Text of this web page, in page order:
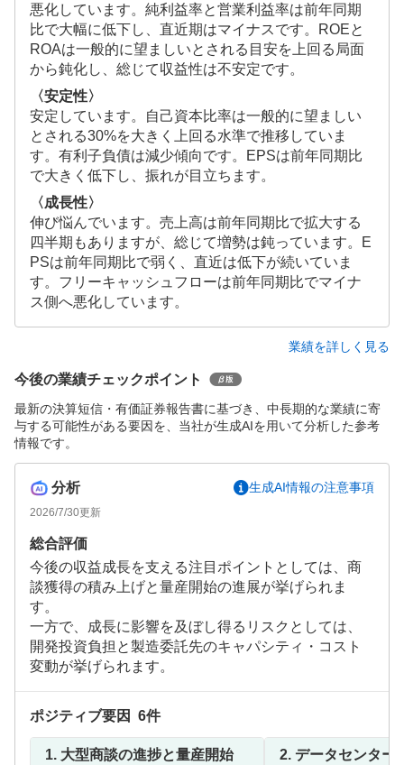
悪化しています。純利益率と営業利益率は前年同期
比で大幅に低下し、直近期はマイナスです。ROEと
ROAは一般的に望ましいとされる目安を上回る局面
から鈍化し、総じて収益性は不安定です。
〈安定性〉
安定しています。自己資本比率は一般的に望ましい
とされる30%を大きく上回る水準で推移していま
す。有利子負債は減少傾向です。EPSは前年同期比
で大きく低下し、振れが目立ちます。
〈成長性〉
伸び悩んでいます。売上高は前年同期比で拡大する
四半期もありますが、総じて増勢は鈍っています。E
PSは前年同期比で弱く、直近は低下が続いていま
す。フリーキャッシュフローは前年同期比でマイナ
ス側へ悪化しています。
業績を詳しく見る
今後の業績チェックポイント
最新の決算短信・有価証券報告書に基づき、中長期的な業績に寄
与する可能性がある要因を、当社が生成AIを用いて分析した参考
情報です。
分析 生成AI情報の注意事項
2026/7/30更新
総合評価
今後の収益成長を支える注目ポイントとしては、商
談獲得の積み上げと量産開始の進展が挙げられま
す。
一方で、成長に影響を及ぼし得るリスクとしては、
開発投資負担と製造委託先のキャパシティ・コスト
変動が挙げられます。
ポジティブ要因 6件
1. 大型商談の進捗と量産開始 2. データセンター